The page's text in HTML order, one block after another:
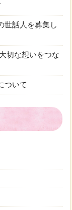
世話人を募集し
切な想いをつな
ついて